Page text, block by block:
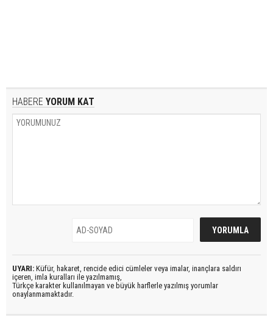
HABERE YORUM KAT
UYARI: Küfür, hakaret, rencide edici cümleler veya imalar, inançlara saldırı
içeren, imla kuralları ile yazılmamış,
Türkçe karakter kullanılmayan ve büyük harflerle yazılmış yorumlar
onaylanmamaktadır.